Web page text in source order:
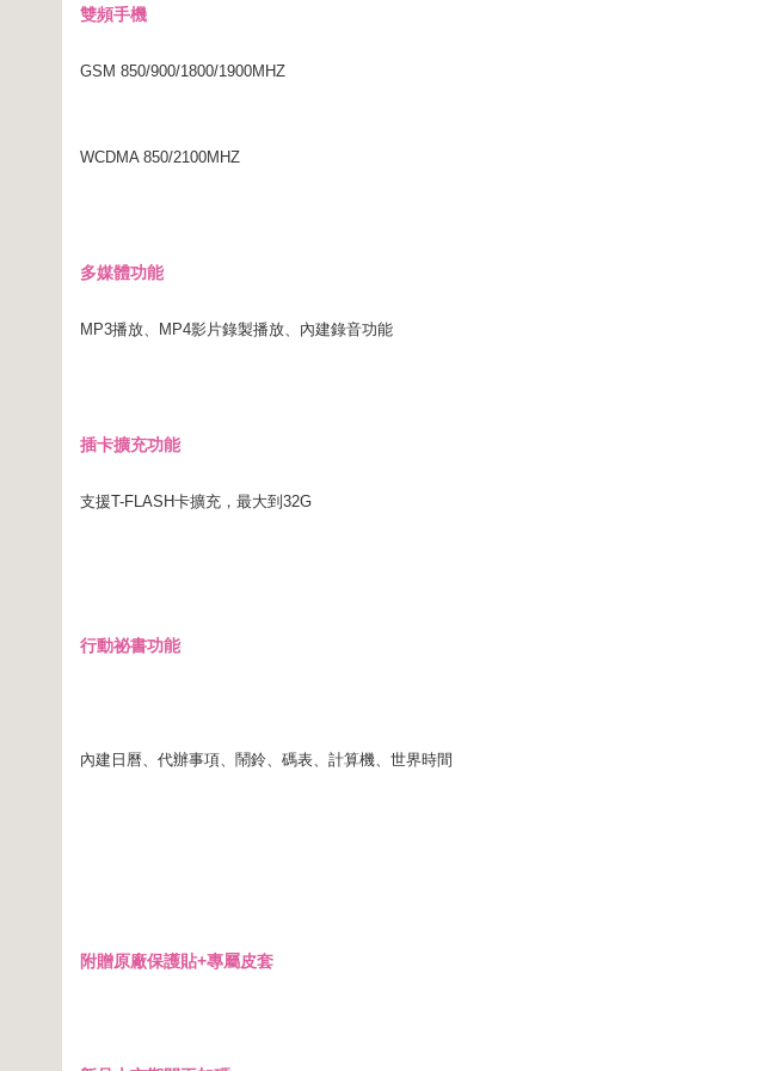
雙頻手機
GSM 850/900/1800/1900MHZ
WCDMA 850/2100MHZ
多媒體功能
MP3播放、MP4影片錄製播放、內建錄音功能
插卡擴充功能
支援T-FLASH卡擴充，最大到32G
行動祕書功能
內建日曆、代辦事項、鬧鈴、碼表、計算機、世界時間
附贈原廠保護貼+專屬皮套